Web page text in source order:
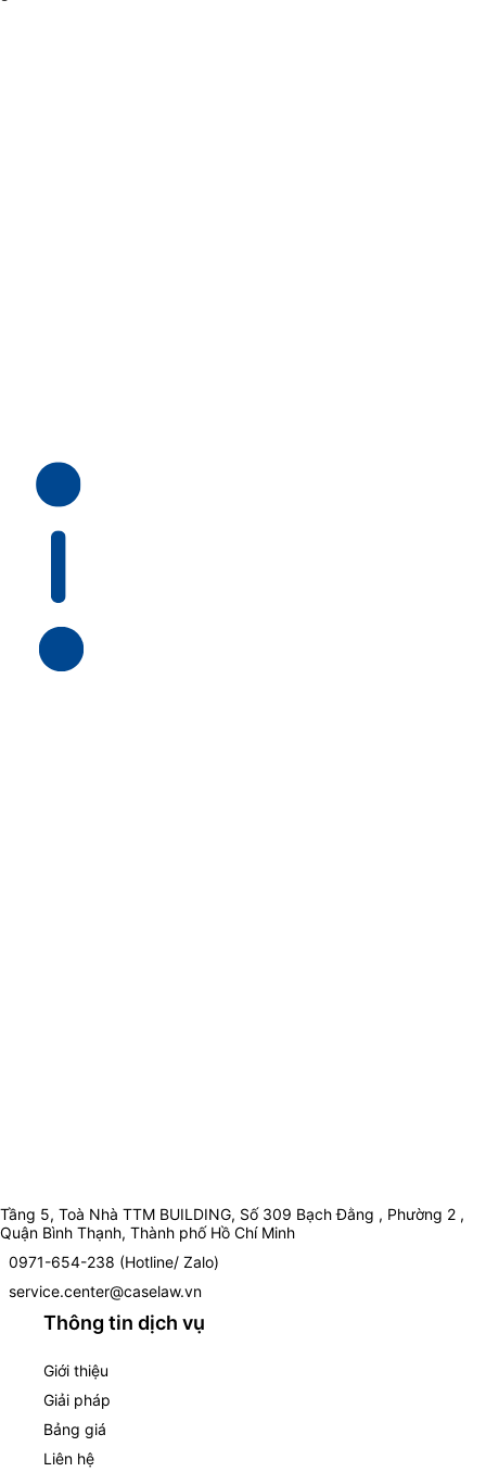
Tầng 5, Toà Nhà TTM BUILDING, Số 309 Bạch Đằng , Phường 2 ,
Quận Bình Thạnh, Thành phố Hồ Chí Minh
0971-654-238 (Hotline/ Zalo)
service.center@caselaw.vn
Thông tin dịch vụ
Giới thiệu
Giải pháp
Bảng giá
Liên hệ